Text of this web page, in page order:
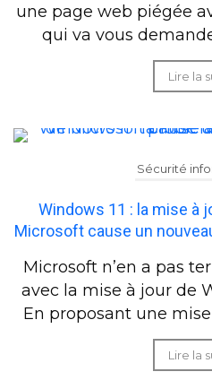
une page web piégée
qui va vous
Lire la
Sécurité
Windows 11 : la mise à
Microsoft cause un
Microsoft n’en a pas
avec la mise à jour de
En proposant une
Lire la